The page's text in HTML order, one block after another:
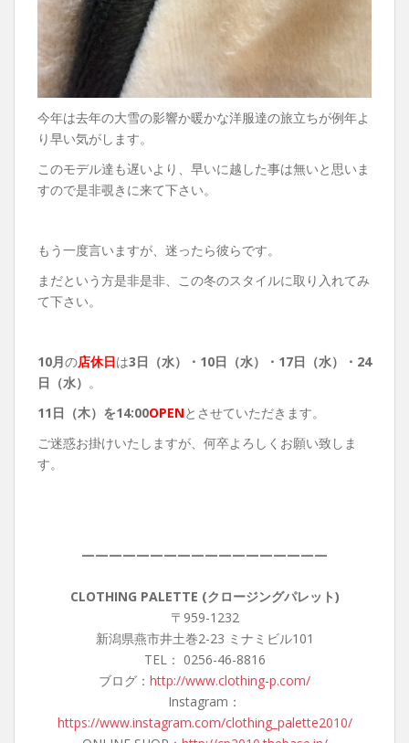
今年は去年の大雪の影響か暖かな洋服達の旅立ちが例年よ
り早い気がします。
このモデル達も遅いより、早いに越した事は無いと思いま
すので是非覗きに来て下さい。
もう一度言いますが、迷ったら彼らです。
まだという方是非是非、この冬のスタイルに取り入れてみ
て下さい。
10月の店休日は3日（水）・10日（水）・17日（水）・24
日（水） 。
11 日（木）を14:00OPENとさせていただきます。
ご迷惑お掛けいたしますが、何卒よろしくお願い致しま
す。
——————————————————
CLOTHING PALETTE (クロージングパレット)
〒959-1232
新潟県燕市井土巻2-23 ミナミビル101
TEL： 0256-46-8816
ブログ： http://www.clothing-p.com/
Instagram：
https://www.instagram.com/clothing_palette2010/